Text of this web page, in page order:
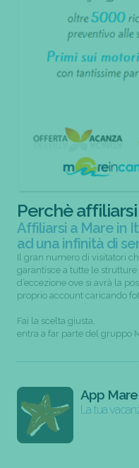
Perchè
Affiliarsi a Mare in
ad una infinità di
Il gran numero di visitatori
garantisce a tutte le
d’eccezione ove si avrà la
proprio account caricando
Fai la scelta giusta,
entra a far parte del gruppo
App
La tua